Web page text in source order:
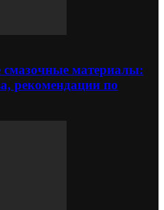
материалы:
рекомендации по